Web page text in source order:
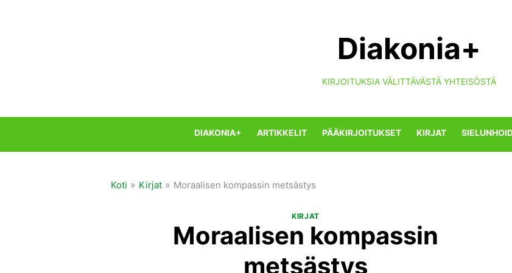
Diakonia+
KIRJOITUKSIA VÄLITTÄVÄSTÄ YHTEISÖSTÄ
DIAKONIA+ ARTIKKELIT PÄÄKIRJOITUKSET KIRJAT
Koti » Kirjat » Moraalisen kompassin metsästys
KIRJAT
Moraalisen kompassin
metsästys